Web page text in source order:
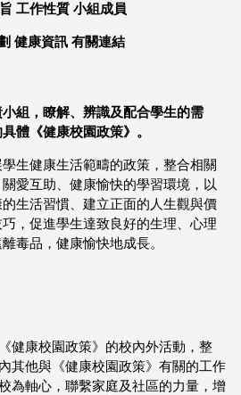
工作性質 小組成員
健康資訊 有關連結
組，瞭解、辨識及配合學生的需
體《健康校園政策》。
生健康生活範疇的政策，整合相關
愛互助、健康愉快的學習環境，以
生活習慣、建立正面的人生觀與價
，促進學生達致良好的生理、心理
毒品，健康愉快地成長。
健康校園政策》的校內外活動，整
其他與《健康校園政策》有關的工作
為軸心，聯繫家庭及社區的力量，增